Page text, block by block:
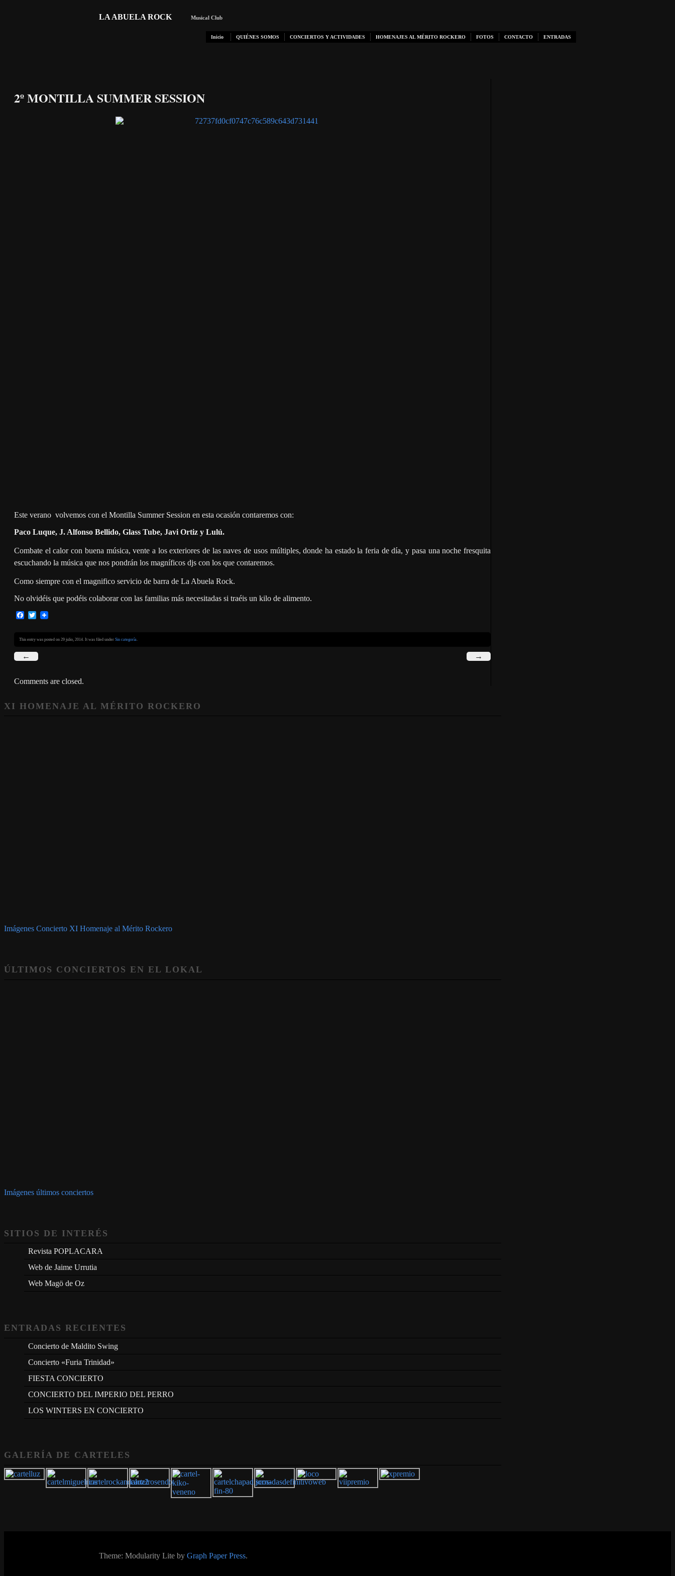
LA ABUELA ROCK Musical Club
Inicio QUIÉNES SOMOS CONCIERTOS Y ACTIVIDADES HOMENAJES AL MÉRITO ROCKERO FOTOS CONTACTO ENTRADAS
2º MONTILLA SUMMER SESSION
Este verano volvemos con el Montilla Summer Session en esta ocasión contaremos con:
Paco Luque, J. Alfonso Bellido, Glass Tube, Javi Ortiz y Lulú.
Combate el calor con buena música, vente a los exteriores de las naves de usos múltiples, donde ha estado la feria de día, y pasa una noche fresquita
escuchando la música que nos pondrán los magníficos djs con los que contaremos.
Como siempre con el magnifico servicio de barra de La Abuela Rock.
No olvidéis que podéis colaborar con las familias más necesitadas si traéis un kilo de alimento.
Facebook
Twitter
This entry was posted on 29 julio, 2014. It was filed under Sin categoría.
→
←
Comments are closed.
XI HOMENAJE AL MÉRITO ROCKERO
Imágenes Concierto XI Homenaje al Mérito Rockero
ÚLTIMOS CONCIERTOS EN EL LOKAL
Imágenes últimos conciertos
SITIOS DE INTERÉS
Revista POPLACARA
Web de Jaime Urrutia
Web Magö de Oz
ENTRADAS RECIENTES
Concierto de Maldito Swing
Concierto «Furia Trinidad»
FIESTA CONCIERTO
CONCIERTO DEL IMPERIO DEL PERRO
LOS WINTERS EN CONCIERTO
GALERÍA DE CARTELES
Theme: Modularity Lite by Graph Paper Press.